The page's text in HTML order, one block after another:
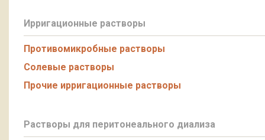
Ирригационные растворы
Противомикробные растворы
Солевые растворы
Прочие ирригационные растворы
Растворы для перитонеального диализа